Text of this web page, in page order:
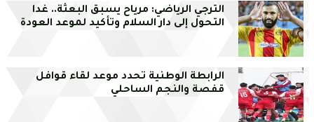
الترجي الرياضي: مرياح يسبق البعثة.. غدا
التحول إلى دار السلام وتأكيد لموعد العودة
الرابطة الوطنية تحدد موعد لقاء قوافل
قفصة والنجم الساحلي